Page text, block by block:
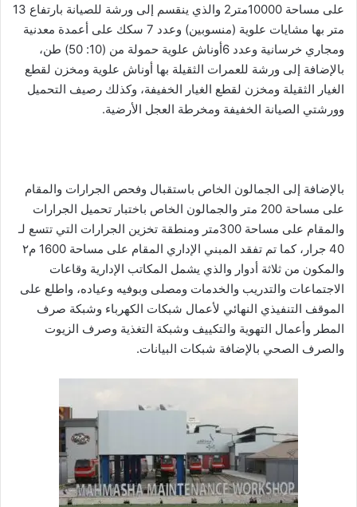
على مساحة 10000متر2 والذي ينقسم إلى ورشة للصيانة بارتفاع 13
متر بها مشايات علوية (منسوبين) وعدد 7 سكك على أعمدة معدنية
ومجاري خرسانية وعدد 6أوناش علوية حمولة من (10: 50) طن،
بالإضافة إلى ورشة للعمرات الثقيلة بها أوناش علوية ومخزن لقطع
الغيار الثقيلة ومخزن لقطع الغيار الخفيفة، وكذلك رصيف التحميل
وورشتي الصيانة الخفيفة ومخرطة العجل الأرضية.
بالإضافة إلى الجمالون الخاص باستقبال وفحص الجرارات والمقام
على مساحة 200 متر والجمالون الخاص باختبار تحميل الجرارات
والمقام على مساحة 300متر ومنطقة تخزين الجرارات التي تتسع لـ
40 جرار، كما تم تفقد المبني الإداري المقام على مساحة 1600 م٢
والمكون من ثلاثة أدوار والذي يشمل المكاتب الإدارية وقاعات
الاجتماعات والتدريب والخدمات ومصلى وبوفيه وعياده، واطلع على
الموقف التنفيذي النهائي لأعمال شبكات الكهرباء وشبكة صرف
المطر وأعمال التهوية والتكييف وشبكة التغذية وصرف الزيوت
والصرف الصحي بالإضافة شبكات البيانات.